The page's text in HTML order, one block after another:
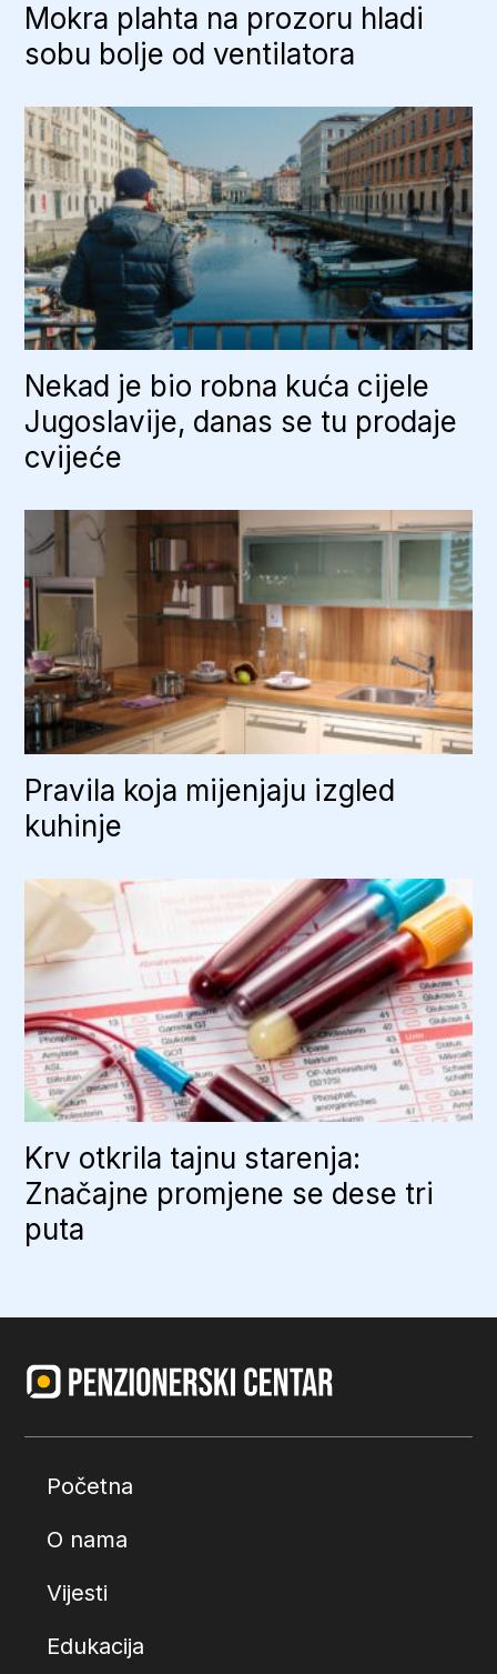
Mokra plahta na prozoru hladi
sobu bolje od ventilatora
Nekad je bio robna kuća cijele
Jugoslavije, danas se tu prodaje
cvijeće
Pravila koja mijenjaju izgled
kuhinje
Krv otkrila tajnu starenja:
Značajne promjene se dese tri
puta
Početna
O nama
Vijesti
Edukacija